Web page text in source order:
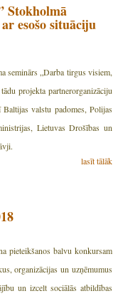
Stokholmā
esošo situāciju
seminārs „Darba tirgus visiem,
projekta partnerorganizāciju
valstu padomes, Polijas
Lietuvas Drošības un
lasīt tālāk
pieteikšanos balvu konkursam
organizācijas un uzņēmumus
un izcelt sociālās atbildības